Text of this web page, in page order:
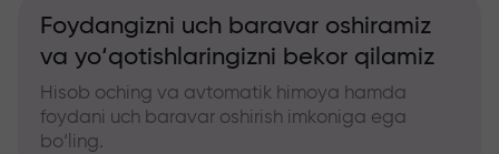
Foydangizni uch baravar oshiramiz
va yo‘qotishlaringizni bekor qilamiz
Hisob oching va avtomatik himoya hamda
foydani uch baravar oshirish imkoniga ega
bo‘ling.